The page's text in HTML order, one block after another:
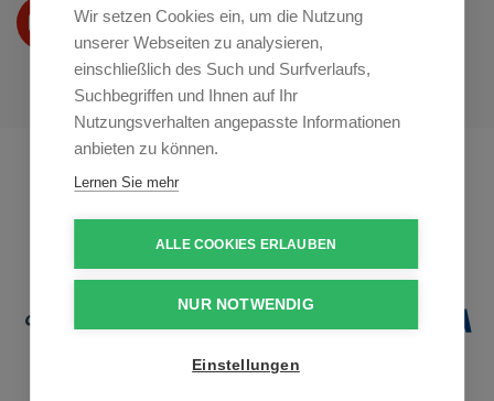
Wir setzen Cookies ein, um die Nutzung
unserer Webseiten zu analysieren,
einschließlich des Such und Surfverlaufs,
Suchbegriffen und Ihnen auf Ihr
Nutzungsverhalten angepasste Informationen
anbieten zu können.
Lernen Sie mehr
ALLE COOKIES ERLAUBEN
NUR NOTWENDIG
Einstellungen
Wir präsentieren Ihre produkte
Youtube
Profikuchar.sk